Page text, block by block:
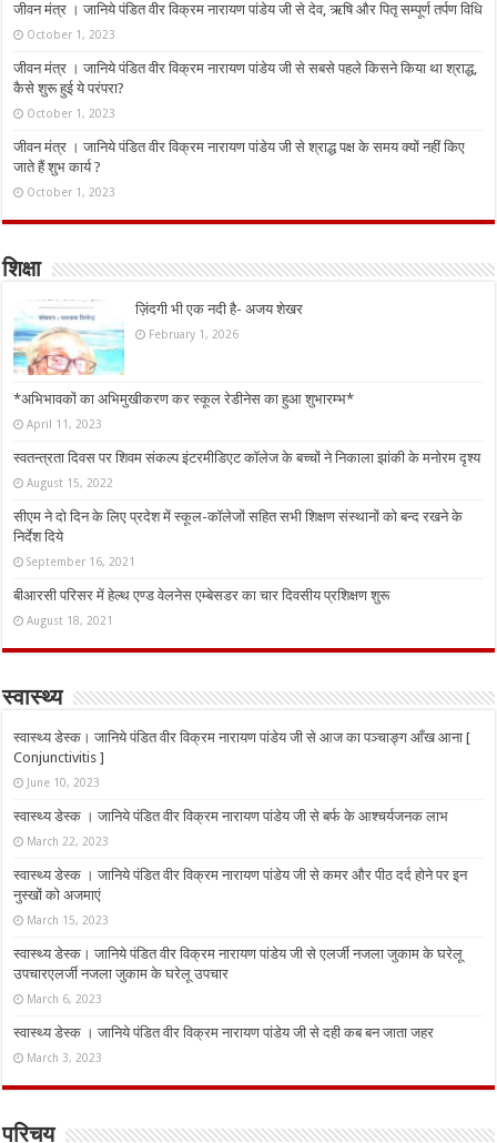
जीवन मंत्र । जानिये पंडित वीर विक्रम नारायण पांडेय जी से देव, ऋषि और पितृ सम्पूर्ण तर्पण विधि
October 1, 2023
जीवन मंत्र । जानिये पंडित वीर विक्रम नारायण पांडेय जी से सबसे पहले किसने किया था श्राद्ध,
कैसे शुरू हुई ये परंपरा?
October 1, 2023
जीवन मंत्र । जानिये पंडित वीर विक्रम नारायण पांडेय जी से श्राद्ध पक्ष के समय क्यों नहीं किए
जाते हैं शुभ कार्य ?
October 1, 2023
शिक्षा
ज़िंदगी भी एक नदी है- अजय शेखर
February 1, 2026
*अभिभावकों का अभिमुखीकरण कर स्कूल रेडीनेस का हुआ शुभारम्भ*
April 11, 2023
स्वतन्त्रता दिवस पर शिवम संकल्प इंटरमीडिएट कॉलेज के बच्चों ने निकाला झांकी के मनोरम दृश्य
August 15, 2022
सीएम ने दो दिन के लिए प्रदेश में स्कूल-कॉलेजों सहित सभी शिक्षण संस्थानों को बन्द रखने के
निर्देश दिये
September 16, 2021
बीआरसी परिसर में हेल्थ एण्ड वेलनेस एम्बेसडर का चार दिवसीय प्रशिक्षण शुरू
August 18, 2021
स्वास्थ्य
स्वास्थ्य डेस्क। जानिये पंडित वीर विक्रम नारायण पांडेय जी से आज का पञ्चाङ्ग आँख आना [
Conjunctivitis ]
June 10, 2023
स्वास्थ्य डेस्क । जानिये पंडित वीर विक्रम नारायण पांडेय जी से बर्फ के आश्चर्यजनक लाभ
March 22, 2023
स्वास्थ्य डेस्क । जानिये पंडित वीर विक्रम नारायण पांडेय जी से कमर और पीठ दर्द होने पर इन
नुस्‍खों को अजमाएं
March 15, 2023
स्वास्थ्य डेस्क। जानिये पंडित वीर विक्रम नारायण पांडेय जी से एलर्जी नजला जुकाम के घरेलू
उपचारएलर्जी नजला जुकाम के घरेलू उपचार
March 6, 2023
स्वास्थ्य डेस्क । जानिये पंडित वीर विक्रम नारायण पांडेय जी से दही कब बन जाता जहर
March 3, 2023
परिचय